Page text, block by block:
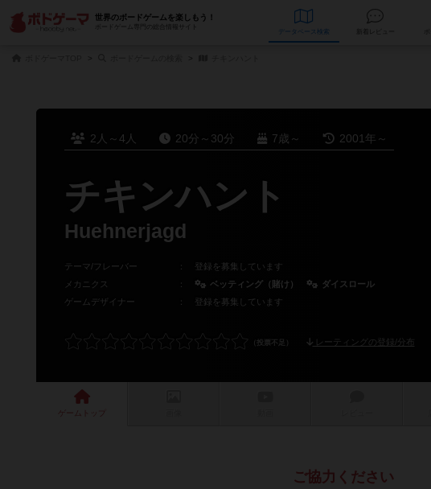
世界のボードゲームを楽しもう！
ボードゲーム専門の総合情報サイト
データベース
2人～4人 20分～30分 7歳～ 2001年～
チキンハント
Huehnerjagd
テーマ/フレーバー ：
登録を募集しています
メカニクス
： ベッティング（賭け）
ダイスロール
ゲームデザイナー
： 登録を募集しています
レーティングの登録/分布
ゲーム
ご協力ください